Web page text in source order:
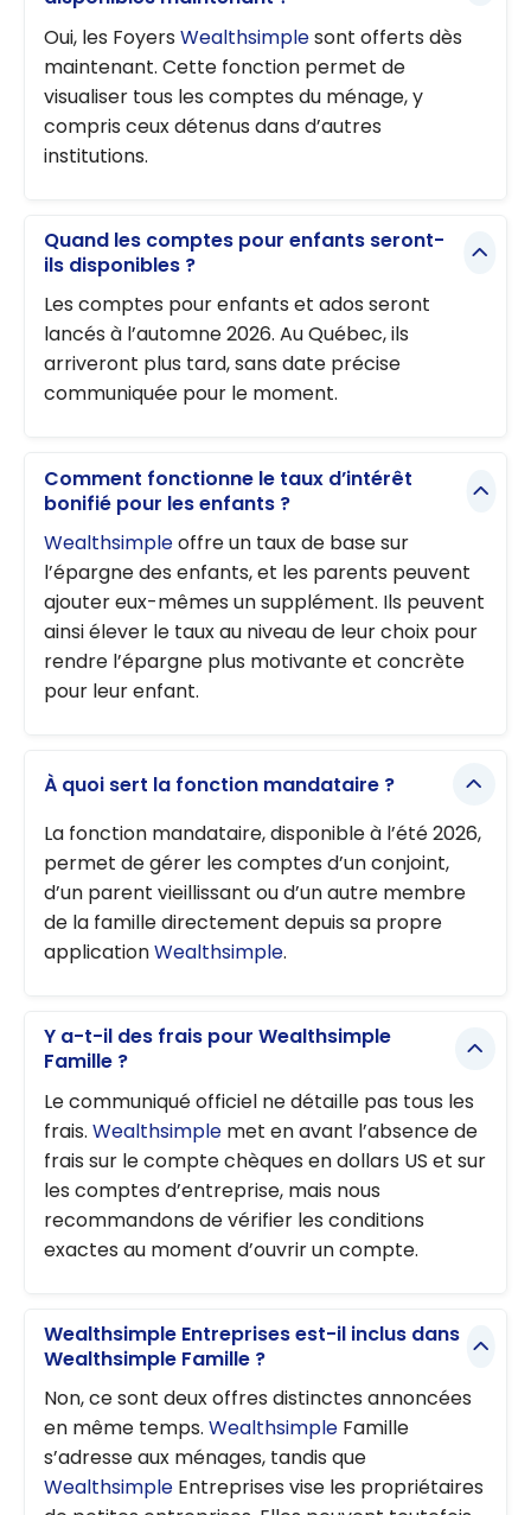
Oui, les Foyers Wealthsimplesont offerts dès
maintenant. Cette fonction permet de
visualiser tous les comptes du ménage, y
compris ceux détenus dans d’autres
institutions.
Quand les comptes pour enfants seront-
ils disponibles ?
Les comptes pour enfants et ados seront
lancés à l’automne 2026. Au Québec, ils
arriveront plus tard, sans date précise
communiquée pour le moment.
Comment fonctionne le taux d’intérêt
bonifié pour les enfants ?
Wealthsimpleoffre un taux de base sur
l’épargne des enfants, et les parents peuvent
ajouter eux-mêmes un supplément. Ils peuvent
ainsi élever le taux au niveau de leur choix pour
rendre l’épargne plus motivante et concrète
pour leur enfant.
À quoi sert la fonction mandataire ?
La fonction mandataire, disponible à l’été 2026,
permet de gérer les comptes d’un conjoint,
d’un parent vieillissant ou d’un autre membre
de la famille directement depuis sa propre
applicationWealthsimple.
Y a-t-il des frais pour Wealthsimple
Famille ?
Le communiqué officiel ne détaille pas tous les
frais. Wealthsimple met en avant l’absence de
frais sur le compte chèques en dollars US et sur
les comptes d’entreprise, mais nous
recommandons de vérifier les conditions
exactes au moment d’ouvrir un compte.
Wealthsimple Entreprises est-il inclus dans
Wealthsimple Famille ?
Non, ce sont deux offres distinctes annoncées
en même temps. Wealthsimple Famille
s’adresse aux ménages, tandis que
Wealthsimple Entreprises vise les propriétaires